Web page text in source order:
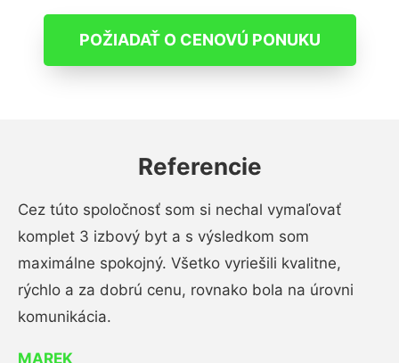
POŽIADAŤ O CENOVÚ PONUKU
Referencie
Cez túto spoločnosť som si nechal vymaľovať
komplet 3 izbový byt a s výsledkom som
maximálne spokojný. Všetko vyriešili kvalitne,
rýchlo a za dobrú cenu, rovnako bola na úrovni
komunikácia.
MAREK